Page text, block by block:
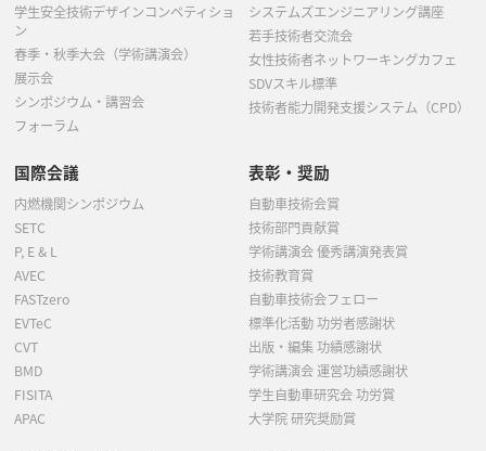
学生安全技術デザインコンペティショ
ン
春季・秋季大会（学術講演会）
展示会
シンポジウム・講習会
フォーラム
システムズエンジニアリング講座
若手技術者交流会
女性技術者ネットワーキングカフェ
SDVスキル標準
技術者能力開発支援システム（CPD）
国際会議
内燃機関シンポジウム
SETC
P, E & L
AVEC
FASTzero
EVTeC
CVT
BMD
FISITA
APAC
表彰・奨励
自動車技術会賞
技術部門貢献賞
学術講演会 優秀講演発表賞
技術教育賞
自動車技術会フェロー
標準化活動 功労者感謝状
出版・編集 功績感謝状
学術講演会 運営功績感謝状
学生自動車研究会 功労賞
大学院 研究奨励賞